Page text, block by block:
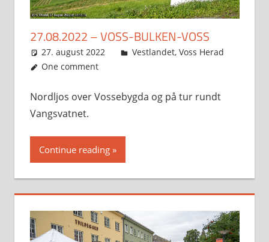
27.08.2022 – VOSS-BULKEN-VOSS
27. august 2022 Svein
Vestlandet, Voss Herad
One comment
Nordljos over Vossebygda og på tur rundt
Vangsvatnet.
Continue reading